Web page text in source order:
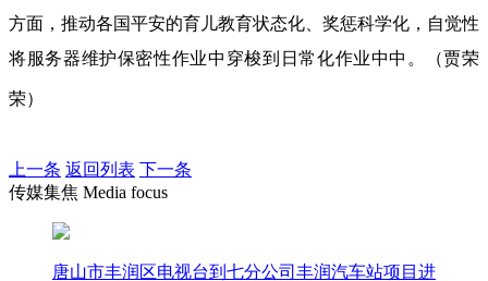
方面，推动各国平安的育儿教育状态化、奖惩科学化，自觉性
将服务器维护保密性作业中穿梭到日常化作业中中。（贾荣
荣）
上一条 返回列表 下一条
传媒集焦 Media focus
唐山市丰润区电视台到七分公司丰润汽车站项目进